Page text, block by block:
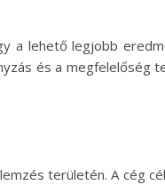
a lehető legjobb
és a megfelelőség
területén. A cég